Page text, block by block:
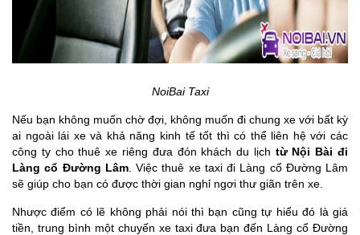
NoiBai Taxi
Nếu bạn không muốn chờ đợi, không muốn đi chung xe với bất kỳ
ai ngoài lái xe và khả năng kinh tế tốt thì có thể liên hệ với các
công ty cho thuê xe riêng đưa đón khách du lịch từ Nội Bài đi
Làng cổ Đường Lâm. Việc thuê xe taxi đi Làng cổ Đường Lâm
sẽ giúp cho bạn có được thời gian nghỉ ngơi thư giãn trên xe.
Nhược điểm có lẽ không phải nói thì bạn cũng tự hiểu đó là giá
tiền, trung bình một chuyến xe taxi đưa bạn đến Làng cổ Đường